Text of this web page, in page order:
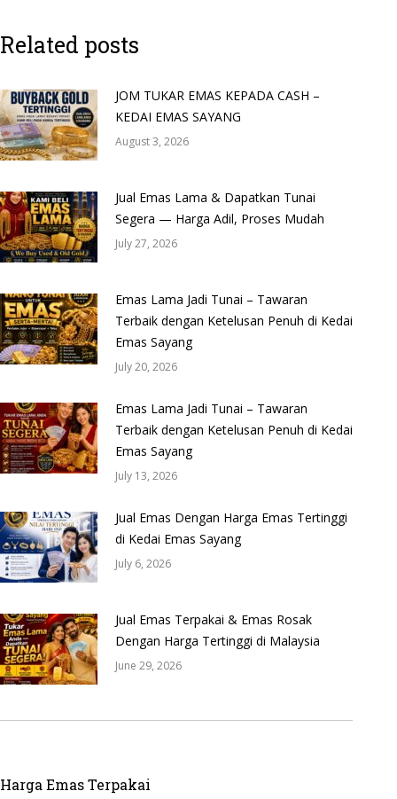
Related posts
JOM TUKAR EMAS KEPADA CASH –
KEDAI EMAS SAYANG
August 3, 2026
Jual Emas Lama & Dapatkan Tunai
Segera — Harga Adil, Proses Mudah
July 27, 2026
Emas Lama Jadi Tunai – Tawaran
Terbaik dengan Ketelusan Penuh di Kedai
Emas Sayang
July 20, 2026
Emas Lama Jadi Tunai – Tawaran
Terbaik dengan Ketelusan Penuh di Kedai
Emas Sayang
July 13, 2026
Jual Emas Dengan Harga Emas Tertinggi
di Kedai Emas Sayang
July 6, 2026
Jual Emas Terpakai & Emas Rosak
Dengan Harga Tertinggi di Malaysia
June 29, 2026
Harga Emas Terpakai